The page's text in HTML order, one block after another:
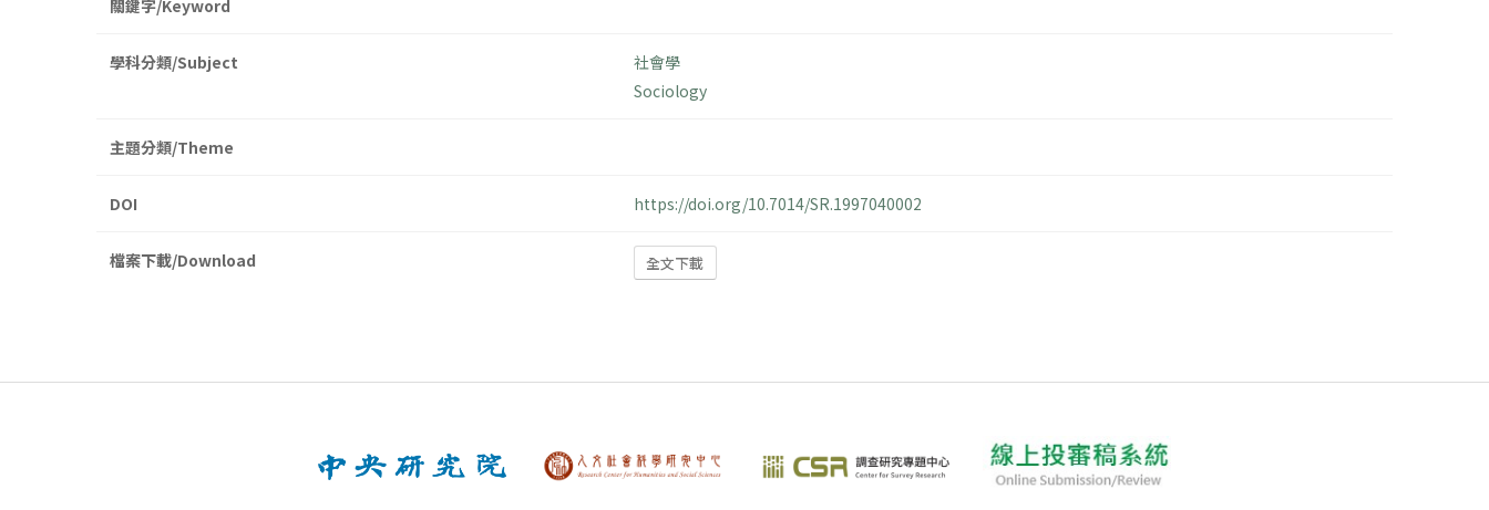
關鍵字/Keyword
學科分類/Subject
社會學
Sociology
主題分類/Theme
DOI https://doi.org/10.7014/SR.1997040002
檔案下載/Download 全文下載